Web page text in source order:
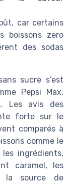
car certains
boissons zero
des sodas
sucre s’est
Pepsi Max,
Les avis des
forte sur le
comparés à
comme le
ingrédients,
caramel, les
la source de